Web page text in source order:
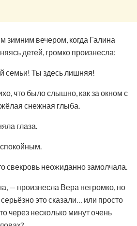
вечером, когда Галина
детей, громко произнесла:
семьи! Ты здесь лишняя!
что было слышно, как за окном с
снежная глыба.
глаза.
свекровь неожиданно замолчала.
— произнесла Вера негромко, но
это сказали… или просто
через несколько минут очень